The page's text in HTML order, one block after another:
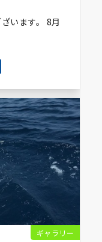
います。 8月
ギャラリー